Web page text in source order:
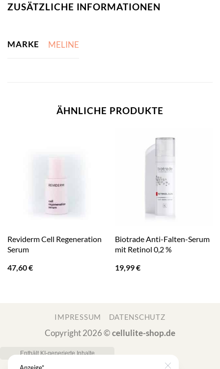
ZUSÄTZLICHE INFORMATIONEN
MARKE MELINE
ÄHNLICHE PRODUKTE
Reviderm Cell Regeneration
Serum
47,60€
Biotrade Anti-Falten-Serum
mit Retinol 0,2 %
19,99€
IMPRESSUM DATENSCHUTZ
Copyright 2026 ©cellulite-shop.de
Anzeige*